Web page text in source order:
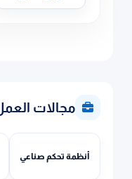
مجالات
أنظمة تحكم صناعي